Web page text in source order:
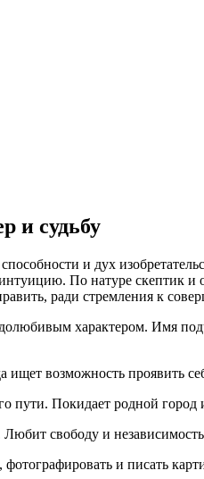
и судьбу
и дух
По натуре скептик
ради стремления к
характером. Имя
возможность проявить
Покидает родной город
свободу и
и писать